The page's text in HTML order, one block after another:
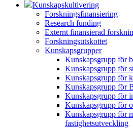
Kunskapskultivering
Forskningsfinansiering
Research funding
Externt finansierad
Forskningsutskottet
Kunskapsgrupper
Kunskapsgrupp för
Kunskapsgrupp för
Kunskapsgrupp för
Kunskapsgrupp för
Kunskapsgrupp för
Kunskapsgrupp för
Kunskapsgrupp för
fastighetsutveckling